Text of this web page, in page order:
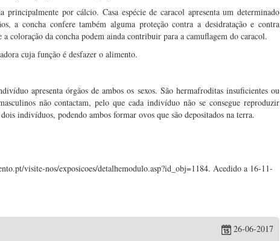
por cálcio. Casa espécie de caracol apresenta um determinado
a concha confere também alguma proteção contra a desidratação e contra
a coloração da concha podem ainda contribuir para a camuflagem do caracol.
cuja função é desfazer o alimento.
apresenta órgãos de ambos os sexos. São hermafroditas insuficientes ou
não contactam, pelo que cada indivíduo não se consegue reproduzir
indivíduos, podendo ambos formar ovos que são depositados na terra.
visite-nos/exposicoes/detalhemodulo.asp?id_obj=1184. Acedido a 16-11-
26-06-2017